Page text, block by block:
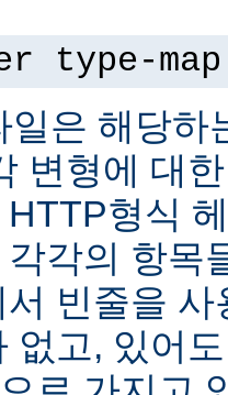
type-
일은 해당하
변형에 대
형식
각의 항목
빈줄을
없고, 있어